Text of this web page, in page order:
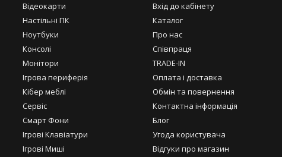
Відеокарти
Настільні ПК
Ноутбуки
Консолі
Монітори
Ігрова периферія
Кібер меблі
Сервіс
Смарт Фони
Ігрові Клавіатури
Ігрові Миші
Вхід до кабінету
Каталог
Про нас
Співпраця
TRADE-IN
Оплата і доставка
Обмін та повернення
Контактна інформація
Блог
Угода користувача
Відгуки про магазин